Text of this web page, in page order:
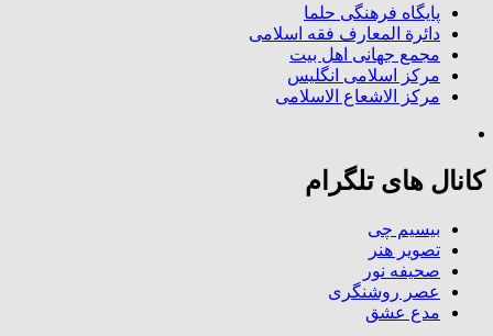
پایگاه فرهنگی حلما
دائرة المعارف فقه اسلامی
مجمع جهانی اهل بیت
مرکز اسلامی انگلیس
مرکز الاشعاع الاسلامی
کانال های تلگرام
بیسیم چی
تصویر هنر
صحیفه نور
عصر روشنگری
مدع عشق